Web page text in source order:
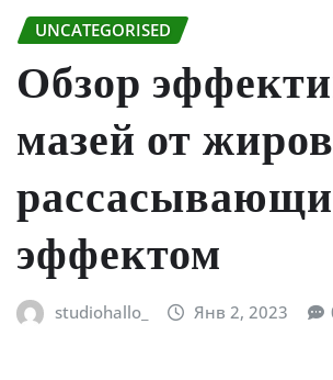
UNCATEGORISED
Обзор
мазей от
эффектом
studiohallo_ Янв 2, 2023